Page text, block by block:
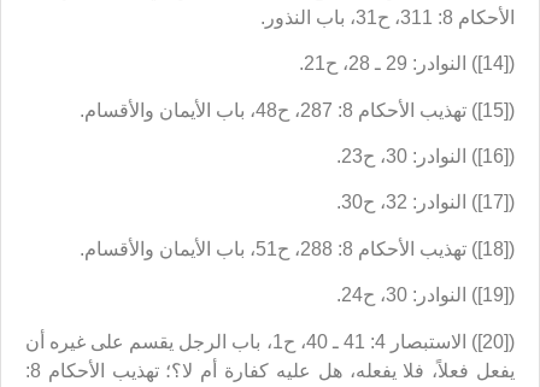
الأحكام 8: 311، ح31، باب النذور.
([14]) النوادر: 29 ـ 28، ح21.
([15]) تهذيب الأحكام 8: 287، ح48، باب الأيمان والأقسام.
([16]) النوادر: 30، ح23.
([17]) النوادر: 32، ح30.
([18]) تهذيب الأحكام 8: 288، ح51، باب الأيمان والأقسام.
([19]) النوادر: 30، ح24.
([20]) الاستبصار 4: 41 ـ 40، ح1، باب الرجل يقسم على غيره أن
يفعل فعلاً، فلا يفعله، هل عليه كفارة أم لا؟؛ تهذيب الأحكام 8: